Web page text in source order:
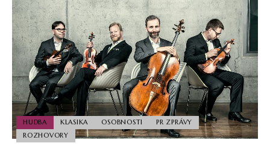
HUDBA KLASIKA OSOBNOSTI
PR ZPRÁVY
ROZHOVORY